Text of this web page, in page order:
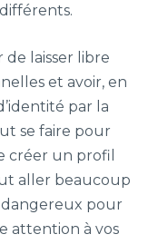
de laisser libre
et avoir, en
par la
se faire pour
créer un profil
aller beaucoup
pour
attention à vos